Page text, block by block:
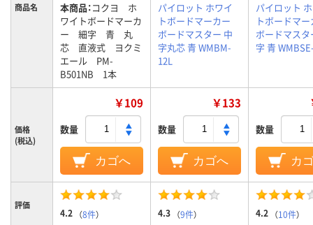
商品名 本商品：コクヨ ホ
ワイトボードマーカ
ー 細字 青 丸
芯 直液式 ヨクミ
エール PM-
B501NB 1本
パイロット ホワイ
トボードマーカー
ボードマスター 中
字丸芯 青 WMBM-
12L
パイロット
トボードマ
ボードマスタ
字 青
価格
(税込)
￥109
数量
カゴへ
￥133
数量
カゴへ
数量
カ
評価
4.2 （8件） 4.3 （9件） 4.2 （10件）